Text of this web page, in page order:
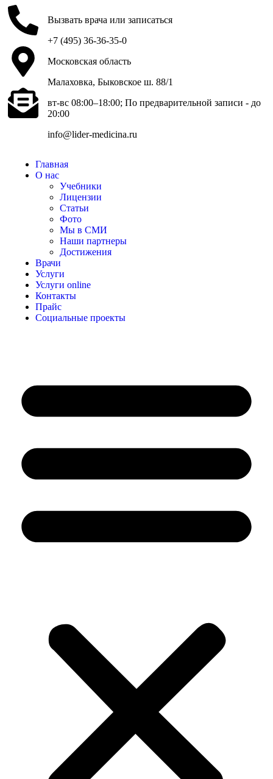
Вызвать врача или записаться
+7 (495) 36-36-35-0
Московская область
Малаховка, Быковское ш. 88/1
вт-вс 08:00–18:00; По предварительной записи - до
20:00
info@lider-medicina.ru
Главная
О нас
Учебники
Лицензии
Статьи
Фото
Мы в СМИ
Наши партнеры
Достижения
Врачи
Услуги
Услуги online
Контакты
Прайс
Социальные проекты